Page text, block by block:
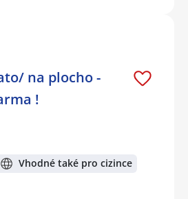
na plocho -
!
Vhodné také pro cizince